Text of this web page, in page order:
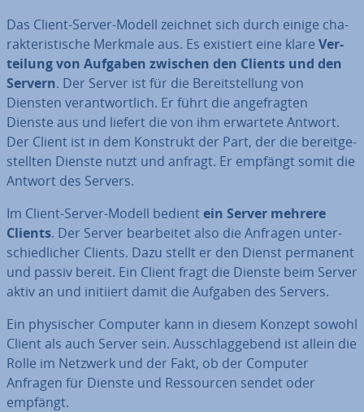
Das Client-Server-Modell zeichnet sich durch einige cha­
rak­te­ris­ti­sche Merkmale aus. Es existiert eine klare Ver­
tei­lung von Aufgaben zwischen den Clients und den
Servern. Der Server ist für die Be­reit­stel­lung von
Diensten ver­ant­wort­lich. Er führt die an­ge­frag­ten
Dienste aus und liefert die von ihm erwartete Antwort.
Der Client ist in dem Konstrukt der Part, der die be­reit­ge­
stell­ten Dienste nutzt und anfragt. Er empfängt somit die
Antwort des Servers.
Im Client-Server-Modell bedientein Server mehrere
Clients. Der Server be­ar­bei­tet also die Anfragen un­ter­
schied­li­cher Clients. Dazu stellt er den Dienst permanent
und passiv bereit. Ein Client fragt die Dienste beim Server
aktiv an und initiiert damit die Aufgaben des Servers.
Ein phy­si­scher Computer kann in diesem Konzept sowohl
Client als auch Server sein. Aus­schlag­ge­bend ist allein die
Rolle im Netzwerk und der Fakt, ob der Computer
Anfragen für Dienste und Res­sour­cen sendet oder
empfängt.